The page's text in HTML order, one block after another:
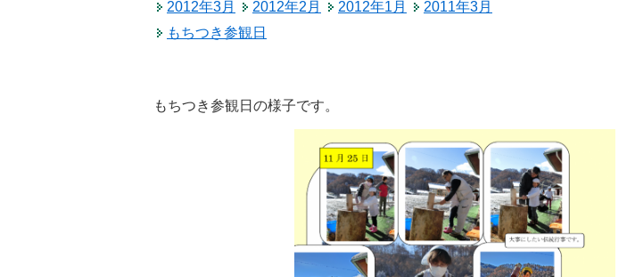
2012年3月
2012年2月 2012年1月
2011年3月
もちつき参観日
もちつき参観日の様子です。